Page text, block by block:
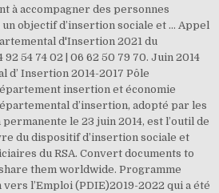
à accompagner des personnes
un objectif d’insertion sociale et … Appel
d'Insertion 2021 du
54 74 02 | 06 62 50 79 70. Juin 2014
d’ Insertion 2014-2017 Pôle
insertion et économie
d’insertion, adopté par les
le 23 juin 2014, est l’outil de
du dispositif d’insertion sociale et
du RSA. Convert documents to
them worldwide. Programme
l’Emploi (PDIE)2019-2022 qui a été